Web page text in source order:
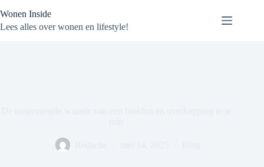
naar
de
Wonen Inside
Lees alles over wonen en lifestyle!